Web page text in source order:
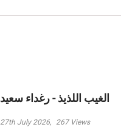
الغيب اللذيذ - رغداء سعيد
27th July 2026, 267Views